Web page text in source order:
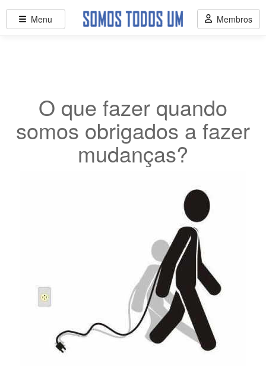
O que fazer quando
somos obrigados a fazer
mudanças?
Menu Membros